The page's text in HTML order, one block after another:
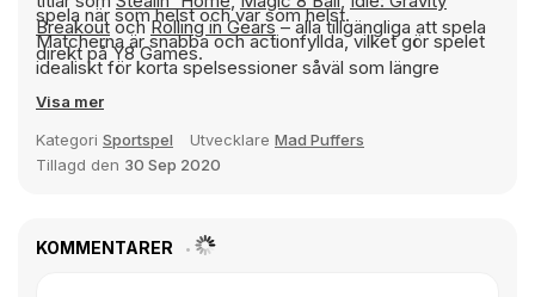
spela när som helst och var som helst.
Matcherna är snabba och actionfyllda, vilket gör spelet
idealiskt för korta spelsessioner såväl som längre
tävlingsrundor. Varje spel känns annorlunda beroende på
skyttefärdigheter.
Om du gillar basketspel med arkadstil, enkla kontroller
på planen, gör stora skott, försvara din korg och se vem
Breakout ochRolling in Gears– alla tillgängliga att spela
direkt på Y8 Games.
Visa mer
Kategori Sportspel Utvecklare Mad Puffers
Tillagd den 30 Sep 2020
KOMMENTARER